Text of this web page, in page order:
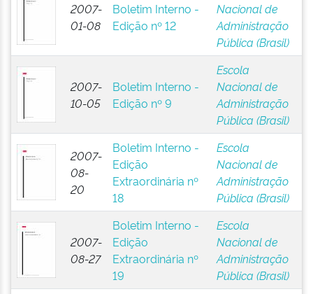
2007-
01-08
Boletim Interno -
Edição nº 12
Nacional de
Administração
Pública (Brasil)
2007-
10-05
Boletim Interno -
Edição nº 9
Escola
Nacional de
Administração
Pública (Brasil)
2007-
08-
20
Boletim Interno -
Edição
Extraordinária nº
18
Escola
Nacional de
Administração
Pública (Brasil)
2007-
08-27
Boletim Interno -
Edição
Extraordinária nº
19
Escola
Nacional de
Administração
Pública (Brasil)